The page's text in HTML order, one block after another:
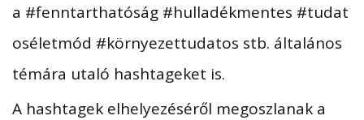
a #fenntarthatóság #hulladékmentes #tudat
oséletmód #környezettudatos stb. általános
témára utaló hashtageket is.
A hashtagek elhelyezéséről megoszlanak a